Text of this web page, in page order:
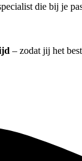
die bij je
– zodat jij het